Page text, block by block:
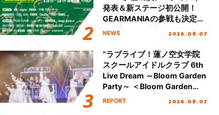
発表＆新ステージ初公開！
GEARMANIAの参戦も決定
し、初となる第3ステージの
NEWS 2026.08.07
“ラブライブ！蓮ノ空女学院
スクールアイドルクラブ 6th
Live Dream ～Bloom Garden
Party～ ＜Bloom Garden
Party Stage／埼玉公演＞”
REPORT 2026.08.07